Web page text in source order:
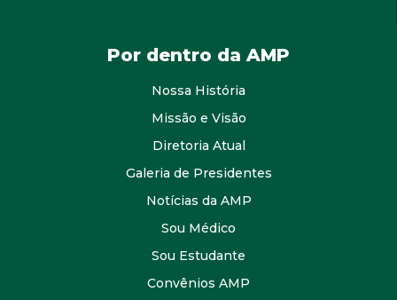
Por dentro da AMP
Nossa História
Missão e Visão
Diretoria Atual
Galeria de Presidentes
Notícias da AMP
Sou Médico
Sou Estudante
Convênios AMP